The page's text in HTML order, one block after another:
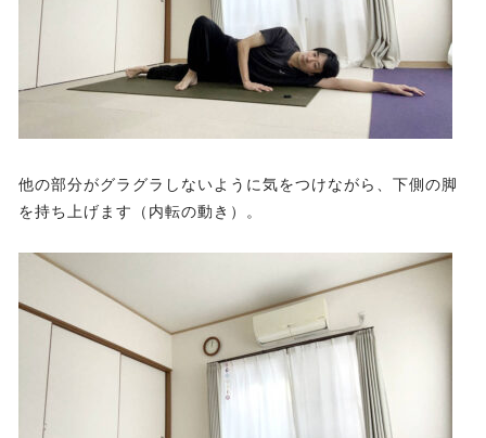
他の部分がグラグラしないように気をつけながら、下側の脚
を持ち上げます（内転の動き）。